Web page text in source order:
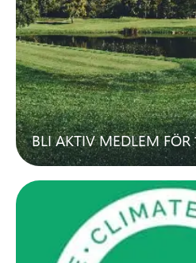
BLI AKTIV MEDLEM FÖR